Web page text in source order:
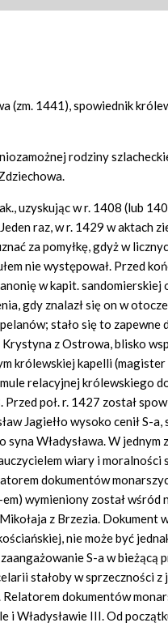
(zm. 1441), spowiednik
rodziny
uzyskując w r. 1408 (lub
raz, w r. 1429 w aktach
za pomyłkę, gdyż w
nie występował. Przed
w kapit. sandomierskiej
gdy znalazł się on w
stało się to
z Ostrowa, blisko
królewskiej kapelli
relacyjnej królewskiego
poł. r. 1427 został
Jagiełło wysoko cenił S-
Władysława. W jednym
wiary i moralności
dokumentów
wymieniony został wśród
z Brzezia. Dokument
nie może być
S-a w bieżącą
stałoby w sprzeczności z
dokumentów
i Władysławie III. Od